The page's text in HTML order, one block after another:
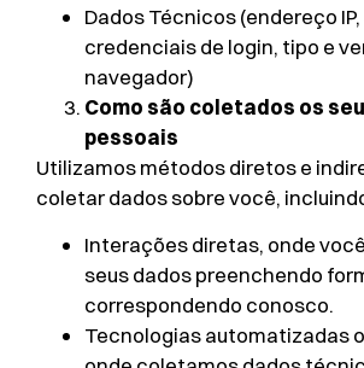
Dados Técnicos (endereço
credenciais de login, tipo e
navegador)
Como são coletados os
pessoais
Utilizamos métodos diretos e
coletar dados sobre você,
Interações diretas, onde
seus dados preenchendo
correspondendo conosco.
Tecnologias automatizadas